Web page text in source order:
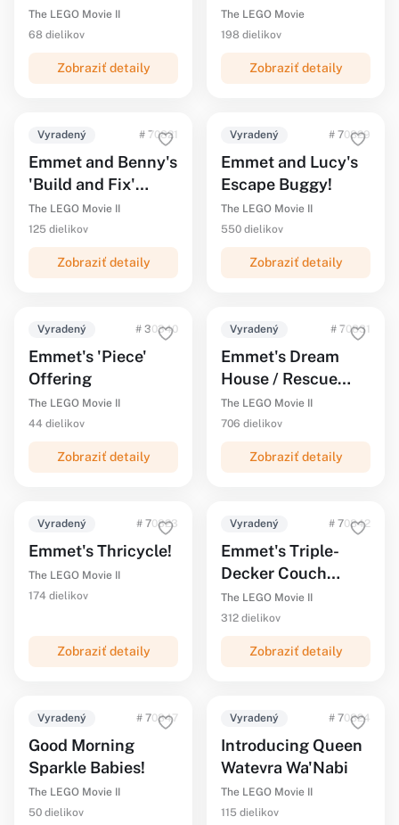
The LEGO Movie II
68 dielikov
Zobraziť detaily
The LEGO Movie
198 dielikov
Zobraziť detaily
Vyradený # 70821
Emmet and Benny's
'Build and Fix'
Workshop!
The LEGO Movie II
125 dielikov
Zobraziť detaily
Vyradený # 70829
Emmet and Lucy's
Escape Buggy!
The LEGO Movie II
550 dielikov
Zobraziť detaily
Vyradený # 30340
Emmet's 'Piece'
Offering
The LEGO Movie II
44 dielikov
Zobraziť detaily
Vyradený # 70831
Emmet's Dream
House / Rescue
Rocket!
The LEGO Movie II
706 dielikov
Zobraziť detaily
Vyradený # 70823
Emmet's Thricycle!
The LEGO Movie II
174 dielikov
Zobraziť detaily
Vyradený # 70842
Emmet's Triple-
Decker Couch
Mech
The LEGO Movie II
312 dielikov
Zobraziť detaily
Vyradený # 70847
Good Morning
Sparkle Babies!
The LEGO Movie II
50 dielikov
Vyradený # 70824
Introducing Queen
Watevra Wa'Nabi
The LEGO Movie II
115 dielikov